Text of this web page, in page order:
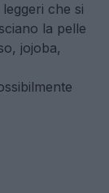
che si
la pelle
jojoba,